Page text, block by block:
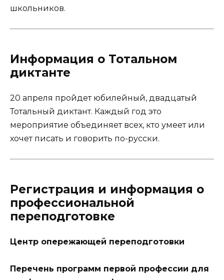
школьников.
Информация о Тотальном
диктанте
20 апреля пройдет юбилейный, двадцатый
Тотальный диктант. Каждый год это
мероприятие объединяет всех, кто умеет или
хочет писать и говорить по-русски.
Регистрация и информация о
профессиональной
переподготовке
Центр опережающей переподготовки
Перечень программ первой профессии для